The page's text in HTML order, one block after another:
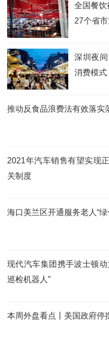
全国餐饮
27个省
深圳夜
消费模式
推动反食品浪费法有效落实
2021年汽车销售有望实现
关制度
海口美兰区开通服务老人“
现代汽车集团携手波士顿
巡检机器人”
本周外盘看点丨美国政府停